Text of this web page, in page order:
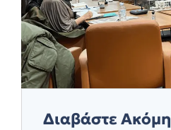
Διαβάστε Ακόμη